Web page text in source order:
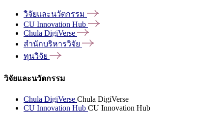
วิจัยและนวัตกรรม
CU Innovation Hub
Chula DigiVerse
สำนักบริหารวิจัย
ทุนวิจัย
วิจัยและนวัตกรรม
Chula DigiVerse Chula DigiVerse
CU Innovation Hub CU Innovation Hub